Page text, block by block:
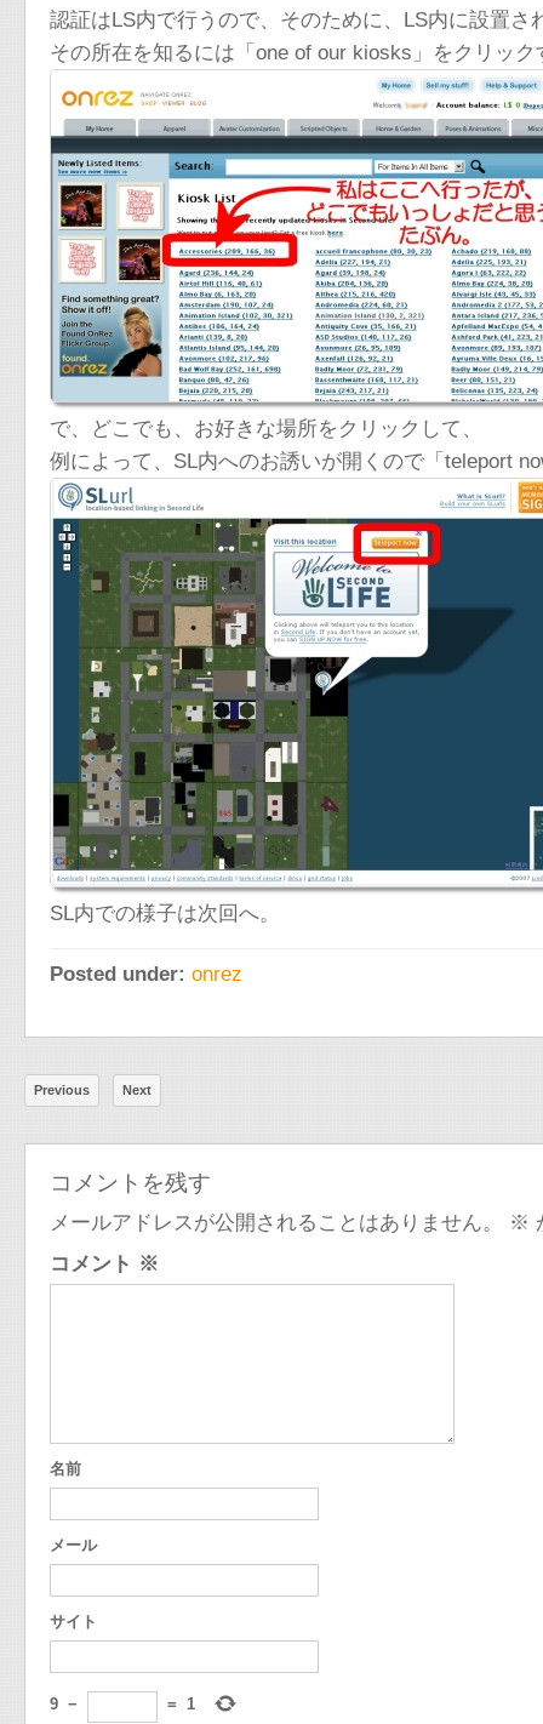
認証はLS内で行うので、そのために、LS内に設置
その所在を知るには「one of our kiosks」をクリック
で、どこでも、お好きな場所をクリックして、
例によって、SL内へのお誘いが開くので「teleport
SL内での様子は次回へ。
Posted under: onrez
Previous Next
コメントを残す
メールアドレスが公開されることはありません。 ※
コメント ※
名前
メール
サイト
9 − = 1